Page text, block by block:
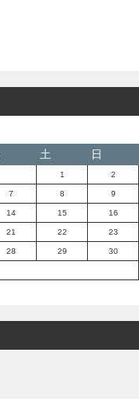
土 日
1 2
7 8 9
14 15 16
21 22 23
28 29 30